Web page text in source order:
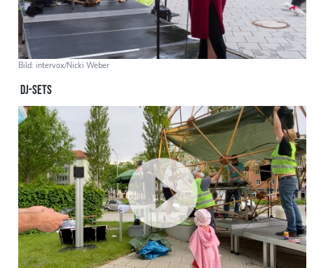
Bild: intervox/Nicki Weber
DJ-SETS